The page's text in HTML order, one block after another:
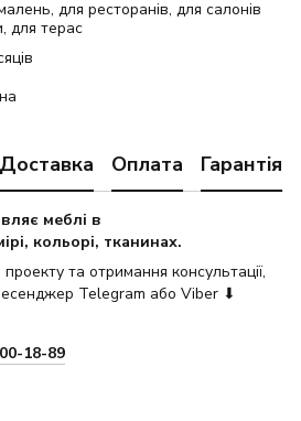
для ресторанів, для салонів
для терас
Доставка Оплата Гарантія
меблі в
кольорі, тканинах.
та отримання консультації,
Telegram або Viber ⬇
18-89